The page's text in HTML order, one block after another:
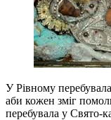
У Рівному
аби кожен зміг
перебувала у Свято-